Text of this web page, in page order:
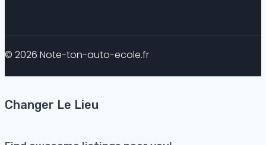
© 2026 Note-ton-auto-ecole.fr
Changer Le Lieu